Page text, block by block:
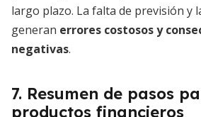
largo plazo. La falta de previsión y
generan errores costosos y
negativas.
7. Resumen de pasos
productos financieros